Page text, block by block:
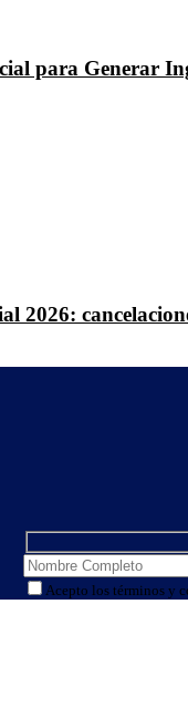
para Generar
2026:
Acepto los términos y